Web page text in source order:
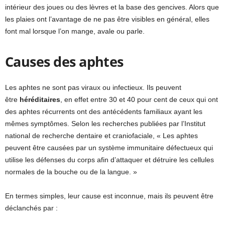
intérieur des joues ou des lèvres et la base des gencives. Alors que
les plaies ont l’avantage de ne pas être visibles en général, elles
font mal lorsque l’on mange, avale ou parle.
Causes des aphtes
Les aphtes ne sont pas viraux ou infectieux. Ils peuvent
être héréditaires , en effet entre 30 et 40 pour cent de ceux qui ont
des aphtes récurrents ont des antécédents familiaux ayant les
mêmes symptômes. Selon les recherches publiées par l’Institut
national de recherche dentaire et craniofaciale, « Les aphtes
peuvent être causées par un système immunitaire défectueux qui
utilise les défenses du corps afin d’attaquer et détruire les cellules
normales de la bouche ou de la langue. »
En termes simples, leur cause est inconnue, mais ils peuvent être
déclanchés par :